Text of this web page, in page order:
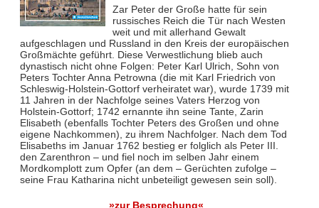
Zar Peter der Große hatte für sein
russisches Reich die Tür nach Westen
weit und mit allerhand Gewalt
aufgeschlagen und Russland in den Kreis der europäischen
Großmächte geführt. Diese Verwestlichung blieb auch
dynastisch nicht ohne Folgen: Peter Karl Ulrich, Sohn von
Peters Tochter Anna Petrowna (die mit Karl Friedrich von
Schleswig-Holstein-Gottorf verheiratet war), wurde 1739 mit
11 Jahren in der Nachfolge seines Vaters Herzog von
Holstein-Gottorf; 1742 ernannte ihn seine Tante, Zarin
Elisabeth (ebenfalls Tochter Peters des Großen und ohne
eigene Nachkommen), zu ihrem Nachfolger. Nach dem Tod
Elisabeths im Januar 1762 bestieg er folglich als Peter III.
den Zarenthron – und fiel noch im selben Jahr einem
Mordkomplott zum Opfer (an dem – Gerüchten zufolge –
seine Frau Katharina nicht unbeteiligt gewesen sein soll).
»zur Besprechung«